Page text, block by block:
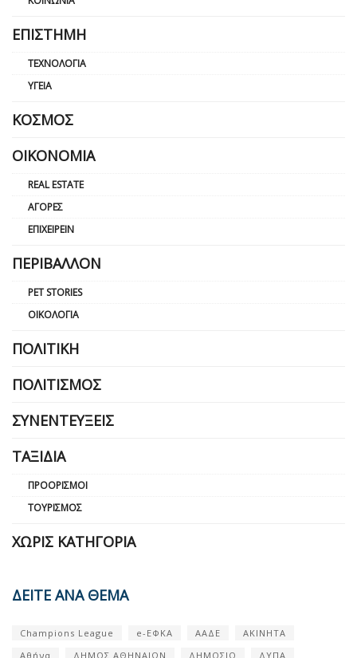
ΕΠΙΣΤΉΜΗ
ΤΕΧΝΟΛΟΓΊΑ
ΥΓΕΊΑ
ΚΌΣΜΟΣ
ΟΙΚΟΝΟΜΊΑ
REAL ESTATE
ΑΓΟΡΈΣ
ΕΠΙΧΕΙΡΕΊΝ
ΠΕΡΙΒΆΛΛΟΝ
PET STORIES
ΟΙΚΟΛΟΓΊΑ
ΠΟΛΙΤΙΚΉ
ΠΟΛΙΤΙΣΜΌΣ
ΣΥΝΕΝΤΕΎΞΕΙΣ
ΤΑΞΊΔΙΑ
ΠΡΟΟΡΙΣΜΟΊ
ΤΟΥΡΙΣΜΌΣ
ΧΩΡΊΣ ΚΑΤΗΓΟΡΊΑ
ΔΕΙΤΕ ΑΝΑ ΘΕΜΑ
Champions League e-ΕΦΚΑ ΑΑΔΕ
ΑΚΙΝΗΤΑ
Αθήνα
ΔΗΜΟΣ ΑΘΗΝΑΙΩΝ ΔΗΜΟΣΙΟ
ΔΥΠΑ